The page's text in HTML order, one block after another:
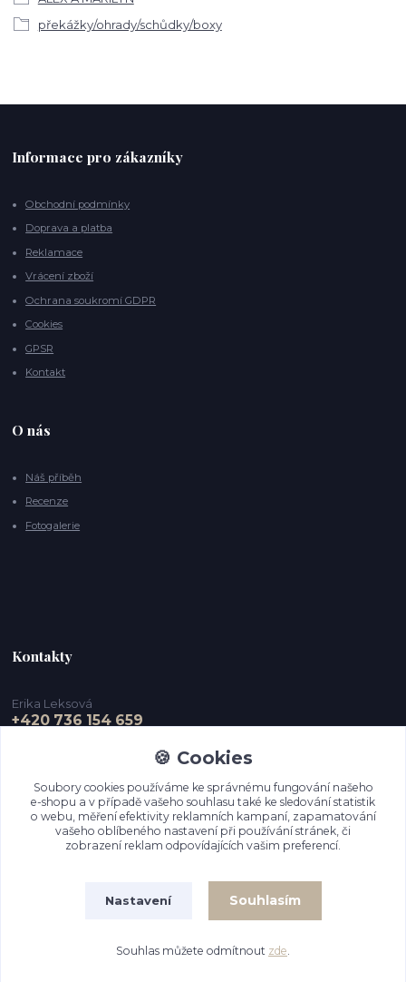
překážky/ohrady/schůdky/boxy
Informace pro zákazníky
Obchodní podmínky
Doprava a platba
Reklamace
Vrácení zboží
Ochrana soukromí GDPR
Cookies
GPSR
Kontakt
O nás
Náš příběh
Recenze
Fotogalerie
Kontakty
Erika Leksová
+420 736 154 659
info@ejdesign.cz
Upravit sběr cookies.
Vytvořeno na Eshop-rychle.cz
🍪 Cookies
Soubory cookies používáme ke správnému fungování našeho
e-shopu a v případě vašeho souhlasu také ke sledování statistik
o webu, měření efektivity reklamních kampaní, zapamatování
vašeho oblíbeného nastavení při používání stránek, či
zobrazení reklam odpovídajících vašim preferencí.
Nastavení Souhlasím
Souhlas můžete odmítnout zde